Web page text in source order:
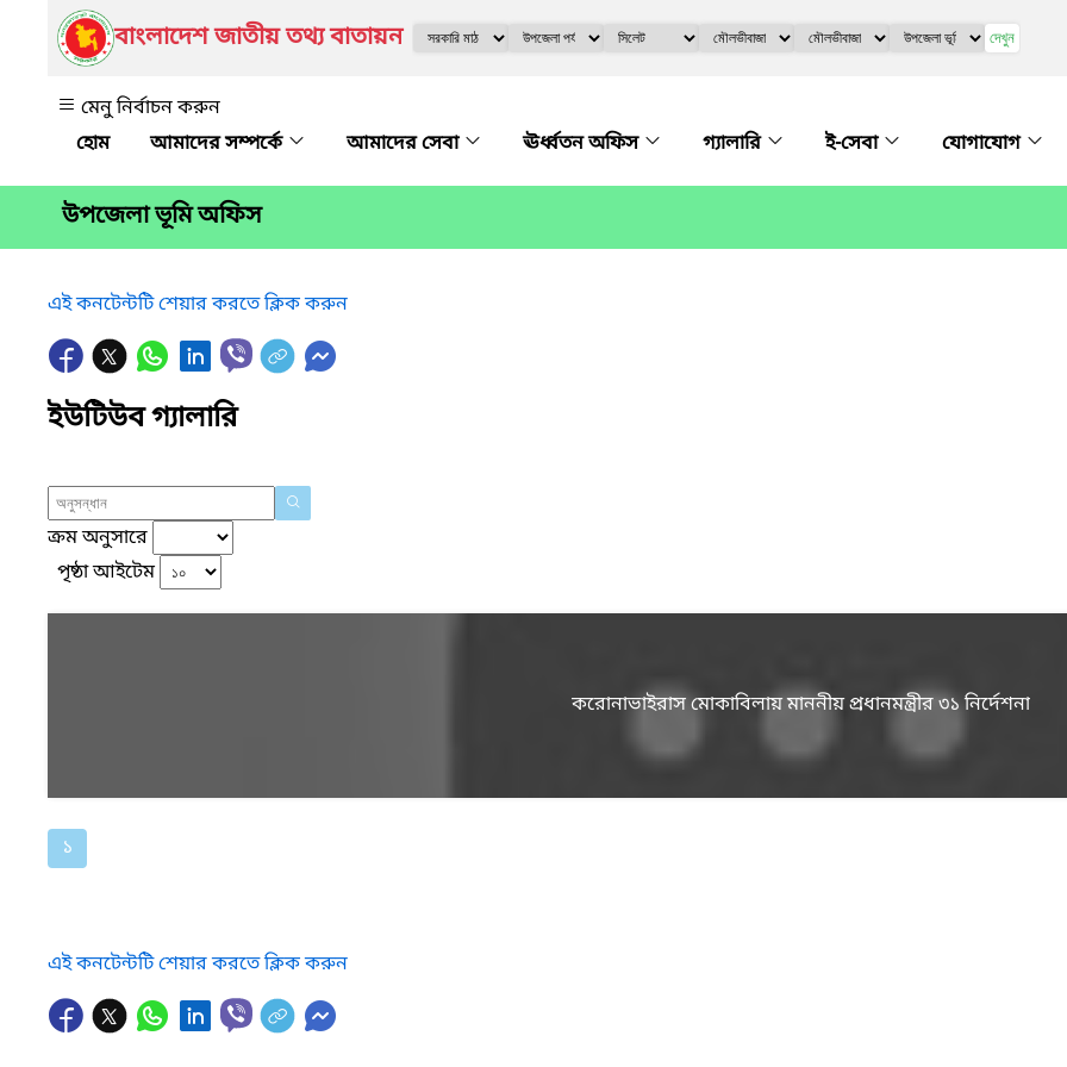
বাংলাদেশ জাতীয় তথ্য বাতায়ন দেখুন
মেনু নির্বাচন করুন
আমাদের সম্পর্কে
আমাদের সেবা ঊর্ধ্বতন অফিস গ্যালারি ই-সেবা যোগাযোগ
উপজেলা ভূমি অফিস
এই কনটেন্টটি শেয়ার করতে ক্লিক করুন
ইউটিউব গ্যালারি
ক্রম অনুসারে
পৃষ্ঠা আইটেম
করোনাভাইরাস মোকাবিলায় মাননীয় প্রধানমন্ত্রীর ৩১ নির্দেশনা
১
এই কনটেন্টটি শেয়ার করতে ক্লিক করুন